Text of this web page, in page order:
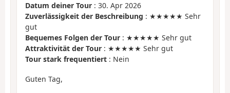
Datum deiner Tour : 30. Apr 2026
Zuverlässigkeit der Beschreibung : ★★★★★ Sehr
gut
Bequemes Folgen der Tour : ★★★★★ Sehr gut
Attraktivität der Tour : ★★★★★ Sehr gut
Tour stark frequentiert : Nein
Guten Tag,